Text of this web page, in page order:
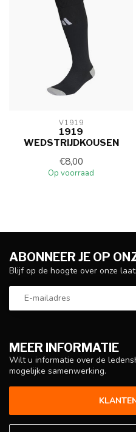
V1919
1919
WEDSTRIJDKOUSEN
€8,00
Op voorraad
MEER INFORMATIE
Wilt u informatie over de
mogelijke samenwerking.
ABONNEER JE OP
Blijf op de hoogte over onze